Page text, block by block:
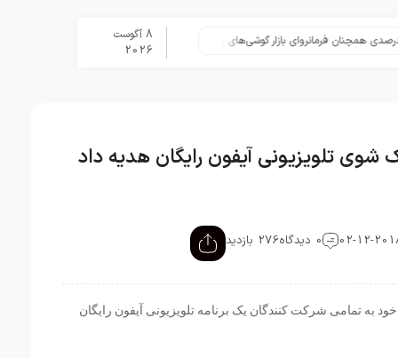
تلگرام پس از حذف یک ساعته به
8 آگوست
2026
تلویزیونی آیفون رایگان هدیه داد
0 دیدگاه 276 بازدید
به تمامی شرکت کنندگان یک برنامه تلویزیونی آیفون رایگان